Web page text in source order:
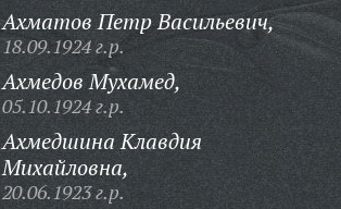
Ахматов Петр Васильевич,
18.09.1924 г.р.
Ахмедов Мухамед,
05.10.1924 г.р.
Ахмедшина Клавдия
Михайловна,
20.06.1923 г.р.